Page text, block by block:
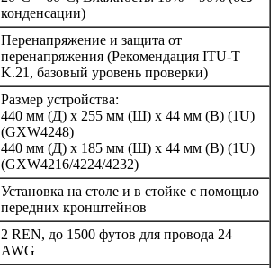
конденсации)
Перенапряжение и защита от
перенапряжения (Рекомендация ITU-T
K.21, базовый уровень проверки)
Размер устройства:
440 мм (Д) x 255 мм (Ш) x 44 мм (В) (1U)
(GXW4248)
440 мм (Д) x 185 мм (Ш) x 44 мм (В) (1U)
(GXW4216/4224/4232)
Установка на столе и в стойке с помощью
передних кронштейнов
2 REN, до 1500 футов для провода 24
AWG